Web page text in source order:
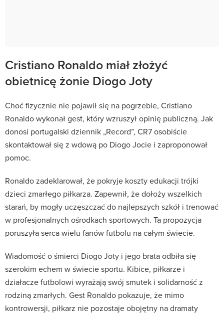
Cristiano Ronaldo miał złożyć
obietnicę żonie Diogo Joty
Choć fizycznie nie pojawił się na pogrzebie, Cristiano
Ronaldo wykonał gest, który wzruszył opinię publiczną. Jak
donosi portugalski dziennik „Record”, CR7 osobiście
skontaktował się z wdową po Diogo Jocie i zaproponował
pomoc.
Ronaldo zadeklarował, że pokryje koszty edukacji trójki
dzieci zmarłego piłkarza. Zapewnił, że dołoży wszelkich
starań, by mogły uczęszczać do najlepszych szkół i trenować
w profesjonalnych ośrodkach sportowych. Ta propozycja
poruszyła serca wielu fanów futbolu na całym świecie.
Wiadomość o śmierci Diogo Joty i jego brata odbiła się
szerokim echem w świecie sportu. Kibice, piłkarze i
działacze futbolowi wyrażają swój smutek i solidarność z
rodziną zmarłych. Gest Ronaldo pokazuje, że mimo
kontrowersji, piłkarz nie pozostaje obojętny na dramaty